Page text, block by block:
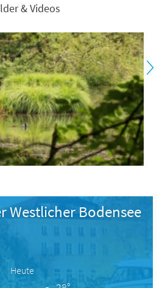
& Videos
Westlicher Bodensee
Heute